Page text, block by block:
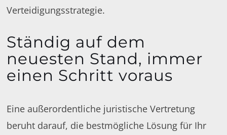
Verteidigungsstrategie.
Ständig auf dem
neuesten Stand, immer
einen Schritt voraus
Eine außerordentliche juristische Vertretung
beruht darauf, die bestmögliche Lösung für Ihr